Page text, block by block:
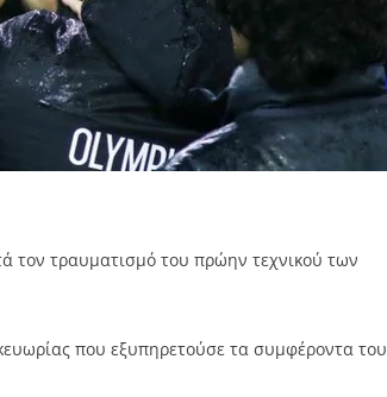
τον τραυματισμό του πρώην τεχνικού των
που εξυπηρετούσε τα συμφέροντα του